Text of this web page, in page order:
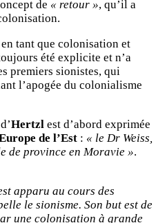
de « retour », qu’il a
tant que colonisation et
été explicite et n’a
premiers sionistes, qui
l’apogée du colonialisme
Hertzl est d’abord exprimée
de l’Est : « le Dr Weiss,
de province en Moravie ».
apparu au cours des
le sionisme. Son but est de
une colonisation à grande